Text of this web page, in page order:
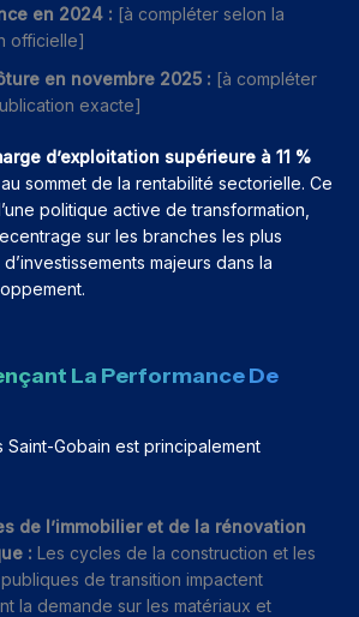
en 2024 : [à compléter selon la
officielle]
en novembre 2025 : [à compléter
exacte]
d’exploitation supérieure à 11 %
sommet de la rentabilité sectorielle. Ce
politique active de transformation,
sur les branches les plus
majeurs dans la
La Performance De
Saint-Gobain est principalement
de l’immobilier et de la rénovation
: Les cycles de la construction et les
de transition impactent
la demande sur les matériaux et